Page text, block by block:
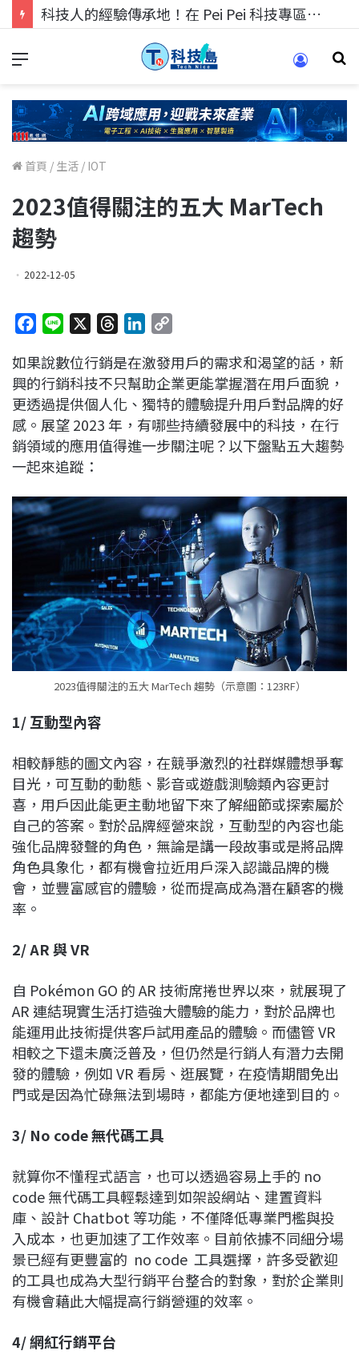
科技人找工作，就到TECH+ 科技專區!
首頁 / 生活 / IOT
2023值得關注的五大 MarTech
趨勢
2022-12-05
c
e
b
o
o
k
n
e
r
e
a
d
s
n
k
e
d
I
p
y
L
i
n
如果說數位行銷是在激發用戶的需求和渴望的話，新
興的行銷科技不只幫助企業更能掌握潛在用戶面貌，
更透過提供個人化、獨特的體驗提升用戶對品牌的好
感。展望 2023 年，有哪些持續發展中的科技，在行
銷領域的應用值得進一步關注呢？以下盤點五大趨勢
一起來追蹤：
2023值得關注的五大 MarTech 趨勢（示意圖：123RF）
1/互動型內容
相較靜態的圖文內容，在競爭激烈的社群媒體想爭奪
目光，可互動的動態、影音或遊戲測驗類內容更討
喜，用戶因此能更主動地留下來了解細節或探索屬於
自己的答案。對於品牌經營來說，互動型的內容也能
強化品牌發聲的角色，無論是講一段故事或是將品牌
角色具象化，都有機會拉近用戶深入認識品牌的機
會，並豐富感官的體驗，從而提高成為潛在顧客的機
率。
2/ AR與VR
自 Pokémon GO 的 AR 技術席捲世界以來，就展現了
AR 連結現實生活打造強大體驗的能力，對於品牌也
能運用此技術提供客戶試用產品的體驗。而儘管 VR
相較之下還未廣泛普及，但仍然是行銷人有潛力去開
發的體驗，例如 VR 看房、逛展覽，在疫情期間免出
門或是因為忙碌無法到場時，都能方便地達到目的。
3/ No code無代碼工具
就算你不懂程式語言，也可以透過容易上手的 no
code 無代碼工具輕鬆達到如架設網站、建置資料
庫、設計 Chatbot 等功能，不僅降低專業門檻與投
入成本，也更加速了工作效率。目前依據不同細分場
景已經有更豐富的 no code 工具選擇，許多受歡迎
的工具也成為大型行銷平台整合的對象，對於企業則
有機會藉此大幅提高行銷營運的效率。
4/網紅行銷平台